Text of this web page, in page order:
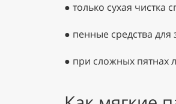
● только сухая чистка
● пенные средства
● при сложных пятнах